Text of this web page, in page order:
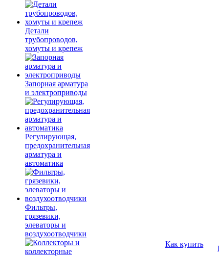
Детали
трубопроводов,
хомуты и крепеж
Запорная арматура
и электроприводы
Регулирующая,
предохранительная
арматура и
автоматика
Фильтры,
грязевики,
элеваторы и
воздухоотводчики
Как купить